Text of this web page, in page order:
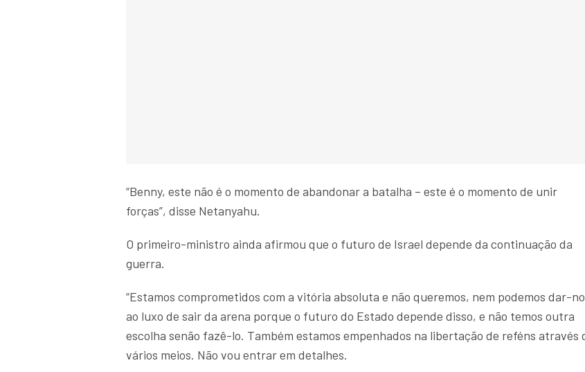
“Benny, este não é o momento de abandonar a batalha – este é o momento de unir
forças”, disse Netanyahu.
O primeiro-ministro ainda afirmou que o futuro de Israel depende da continuação da
guerra.
“Estamos comprometidos com a vitória absoluta e não queremos, nem podemos dar-
ao luxo de sair da arena porque o futuro do Estado depende disso, e não temos outra
escolha senão fazê-lo. Também estamos empenhados na libertação de reféns através
vários meios. Não vou entrar em detalhes.